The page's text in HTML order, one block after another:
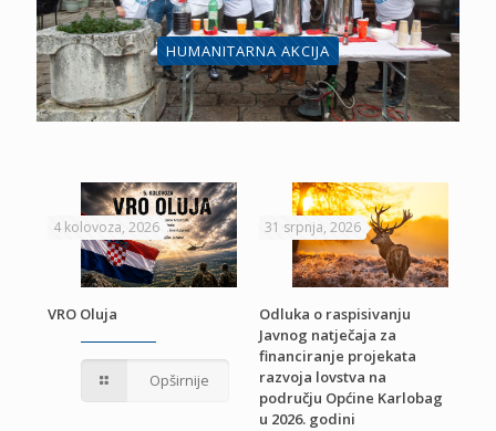
HUMANITARNA AKCIJA
4 kolovoza, 2026
VRO Oluja
Opširnije
31 srpnja, 2026
Odluka o raspisivanju
Javnog natječaja za
financiranje projekata
razvoja lovstva na
području Općine Karlobag
u 2026. godini